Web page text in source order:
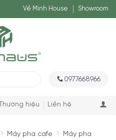
Về Minh House Showroom
0977668966
Thương hiệu Liên hệ
Máy pha cafe
Máy pha